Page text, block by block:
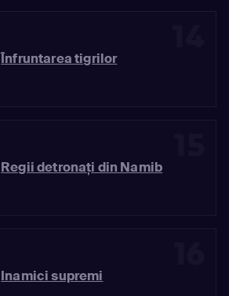
Înfruntarea tigrilor
Regii detronaţi din Namib
Inamici supremi